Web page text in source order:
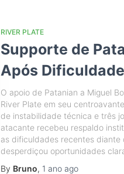
RIVER PLATE
Supporte de
Após
O apoio de Patanian a Miguel
River Plate em seu
de instabilidade técnica e três
atacante recebeu respaldo
as dificuldades recentes diante
desperdiçou oportunidades
By Bruno, 1 ano ago